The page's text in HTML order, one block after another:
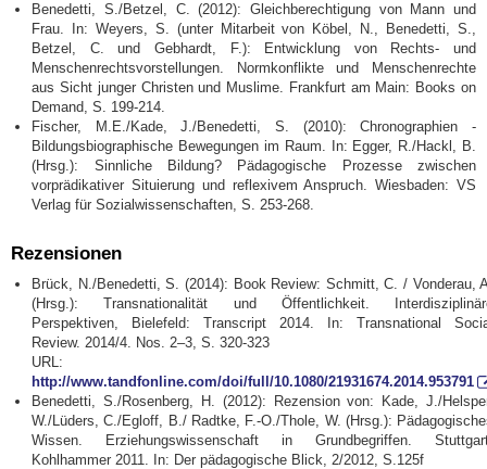
Benedetti, S./Betzel, C. (2012): Gleichberechtigung von Mann und
Frau. In: Weyers, S. (unter Mitarbeit von Köbel, N., Benedetti, S.,
Betzel, C. und Gebhardt, F.): Entwicklung von Rechts- und
Menschenrechtsvorstellungen. Normkonflikte und Menschenrechte
aus Sicht junger Christen und Muslime. Frankfurt am Main: Books on
Demand, S. 199-214.
Fischer, M.E./Kade, J./Benedetti, S. (2010): Chronographien -
Bildungsbiographische Bewegungen im Raum. In: Egger, R./Hackl, B.
(Hrsg.): Sinnliche Bildung? Pädagogische Prozesse zwischen
vorprädikativer Situierung und reflexivem Anspruch. Wiesbaden: VS
Verlag für Sozialwissenschaften, S. 253-268.
Rezensionen
Brück, N./Benedetti, S. (2014): Book Review: Schmitt, C. / Vonderau,
(Hrsg.): Transnationalität und Öffentlichkeit.
Perspektiven, Bielefeld: Transcript 2014. In: Transnational
Review. 2014/4. Nos. 2–3, S. 320-323
URL:
http://www.tandfonline.com/doi/full/10.1080/21931674.2014.953791
Benedetti, S./Rosenberg, H. (2012): Rezension von: Kade, J./
W./Lüders, C./Egloff, B./ Radtke, F.-O./Thole, W. (Hrsg.):
Wissen. Erziehungswissenschaft in Grundbegriffen.
Kohlhammer 2011. In: Der pädagogische Blick, 2/2012, S.125f